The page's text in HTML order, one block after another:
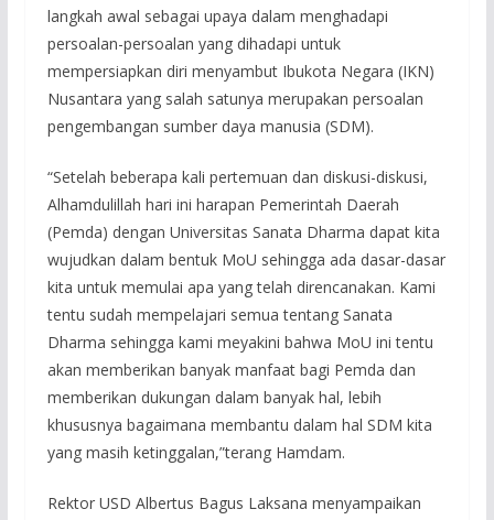
langkah awal sebagai upaya dalam menghadapi
persoalan-persoalan yang dihadapi untuk
mempersiapkan diri menyambut Ibukota Negara (IKN)
Nusantara yang salah satunya merupakan persoalan
pengembangan sumber daya manusia (SDM).
“Setelah beberapa kali pertemuan dan diskusi-diskusi,
Alhamdulillah hari ini harapan Pemerintah Daerah
(Pemda) dengan Universitas Sanata Dharma dapat kita
wujudkan dalam bentuk MoU sehingga ada dasar-dasar
kita untuk memulai apa yang telah direncanakan. Kami
tentu sudah mempelajari semua tentang Sanata
Dharma sehingga kami meyakini bahwa MoU ini tentu
akan memberikan banyak manfaat bagi Pemda dan
memberikan dukungan dalam banyak hal, lebih
khususnya bagaimana membantu dalam hal SDM kita
yang masih ketinggalan,”terang Hamdam.
Rektor USD Albertus Bagus Laksana menyampaikan